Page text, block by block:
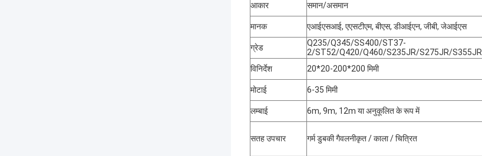
आकार समान/असमान
मानक एआईएसआई, एएसटीएम, बीएस, डीआईएन, जीबी, जेआईएस
ग्रेड
Q235/Q345/SS400/ST37-
2/ST52/Q420/Q460/S235JR/S275JR/S355JR
विनिर्देश
20*20-200*200 मिमी
मोटाई 6-35 मिमी
लम्बाई 6m, 9m, 12m या अनुकूलित के रूप में
सतह उपचार गर्म डुबकी गैवलनीकृत / काला / चित्रित